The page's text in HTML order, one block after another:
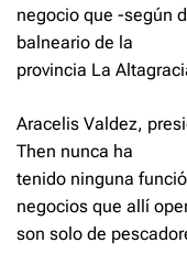
negocio que -según
balneario de la
provincia La
Aracelis Valdez,
Then nunca ha
tenido ninguna
negocios que allí
son solo de